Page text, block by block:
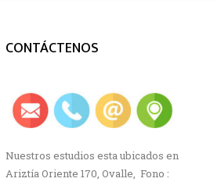
CONTÁCTENOS
Nuestros estudios esta ubicados en
Ariztía Oriente 170, Ovalle, Fono :